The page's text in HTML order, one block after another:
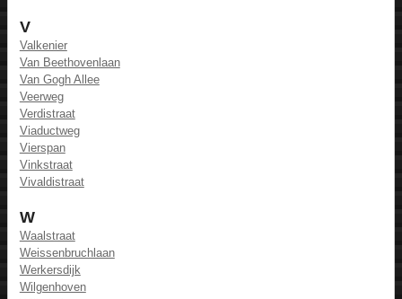
V
Valkenier
Van Beethovenlaan
Van Gogh Allee
Veerweg
Verdistraat
Viaductweg
Vierspan
Vinkstraat
Vivaldistraat
W
Waalstraat
Weissenbruchlaan
Werkersdijk
Wilgenhoven